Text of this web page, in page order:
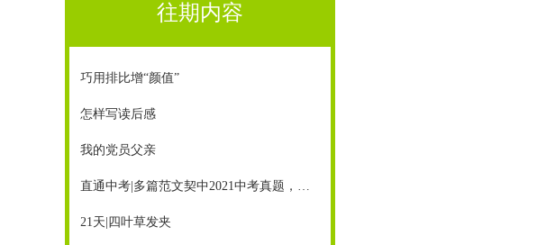
往期内容
巧用排比增“颜值”
怎样写读后感
我的党员父亲
直通中考|多篇范文契中2021中考真题，《创新作文》助你赢中考
21天|四叶草发夹